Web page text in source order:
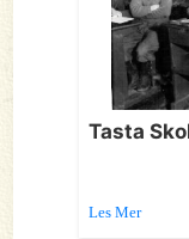
Tasta
Les Mer